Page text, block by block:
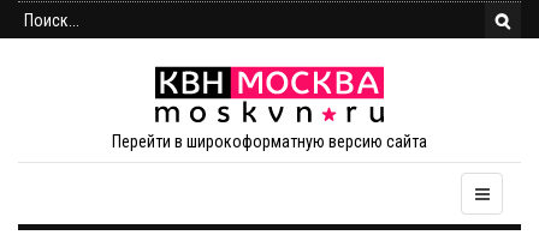
Перейти в широкоформатную версию сайта